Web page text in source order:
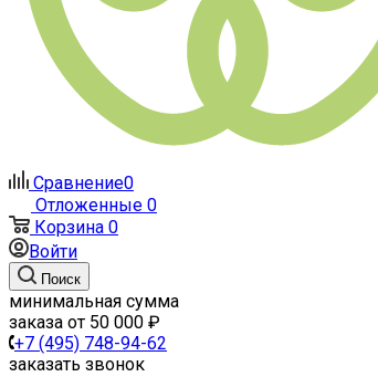
Сравнение0
Отложенные 0
Корзина 0
Войти
Поиск
минимальная сумма
заказа от 50 000 ₽
+7 (495) 748-94-62
заказать звонок